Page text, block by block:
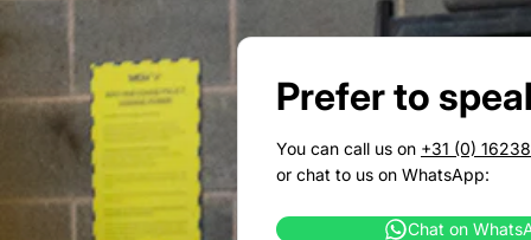
Prefer to
You can call us on +31 (0)
or chat to us on WhatsApp:
Chat on